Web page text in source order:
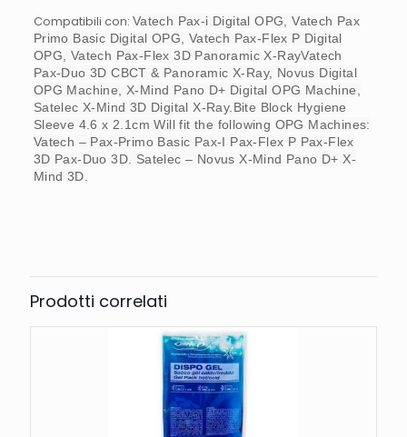
Compatibili con: Vatech Pax-i Digital OPG, Vatech Pax
Primo Basic Digital OPG, Vatech Pax-Flex P Digital
OPG, Vatech Pax-Flex 3D Panoramic X-RayVatech
Pax-Duo 3D CBCT & Panoramic X-Ray, Novus Digital
OPG Machine, X-Mind Pano D+ Digital OPG Machine,
Satelec X-Mind 3D Digital X-Ray.Bite Block Hygiene
Sleeve 4.6 x 2.1cm Will fit the following OPG Machines:
Vatech – Pax-Primo Basic Pax-I Pax-Flex P Pax-Flex
3D Pax-Duo 3D. Satelec – Novus X-Mind Pano D+ X-
Mind 3D.
Prodotti correlati